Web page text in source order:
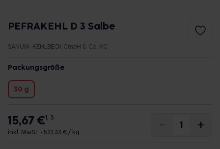
PEFRAKEHL D 3 Salbe
SANUM-KEHLBECK GmbH & Co. KG
Packungsgröße
30 g
15,67 €1, 3
inkl. MwSt. • 522,33 € / kg